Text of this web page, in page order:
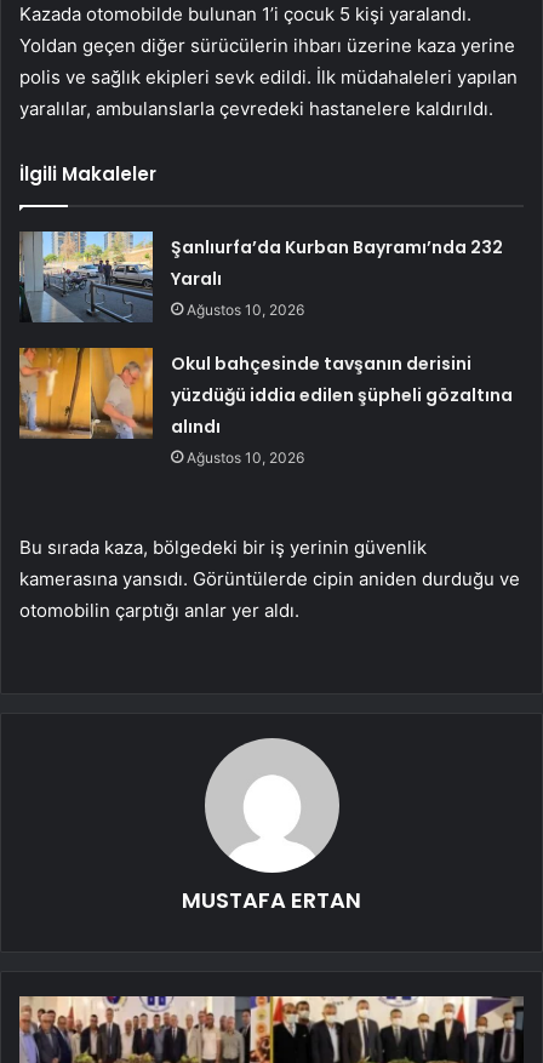
Kazada otomobilde bulunan 1’i çocuk 5 kişi yaralandı.
Yoldan geçen diğer sürücülerin ihbarı üzerine kaza yerine
polis ve sağlık ekipleri sevk edildi. İlk müdahaleleri yapılan
yaralılar, ambulanslarla çevredeki hastanelere kaldırıldı.
İlgili Makaleler
Şanlıurfa’da Kurban Bayramı’nda 232
Yaralı
Ağustos 10, 2026
Okul bahçesinde tavşanın derisini
yüzdüğü iddia edilen şüpheli gözaltına
alındı
Ağustos 10, 2026
Bu sırada kaza, bölgedeki bir iş yerinin güvenlik
kamerasına yansıdı. Görüntülerde cipin aniden durduğu ve
otomobilin çarptığı anlar yer aldı.
MUSTAFA ERTAN